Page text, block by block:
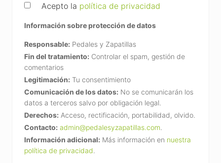
Acepto la política de privacidad
Información sobre protección de datos
Responsable: Pedales y Zapatillas
Fin del tratamiento: Controlar el spam, gestión de
comentarios
Legitimación: Tu consentimiento
Comunicación de los datos: No se comunicarán los
datos a terceros salvo por obligación legal.
Derechos: Acceso, rectificación, portabilidad, olvido.
Contacto: admin@pedalesyzapatillas.com.
Información adicional: Más información en nuestra
política de privacidad.